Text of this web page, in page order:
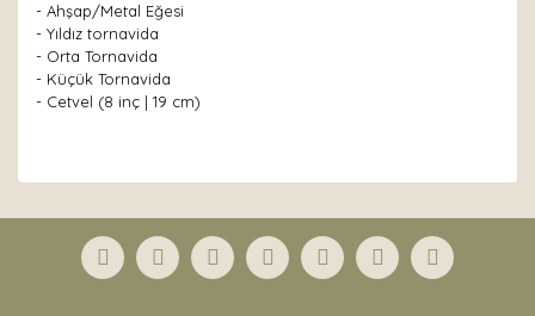
- Ahşap/Metal Eğesi
- Yıldız tornavida
- Orta Tornavida
- Küçük Tornavida
- Cetvel (8 inç | 19 cm)
Yorum Yaz
formunu kullanarak tarafımıza iletebilirsiniz.
Görüş ve önerileriniz için teşekkür ederiz.